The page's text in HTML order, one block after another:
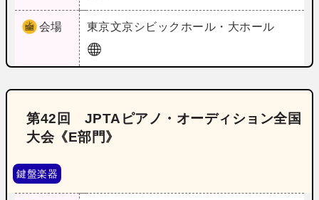
会場 東京文京シビックホール・大ホール
第42回 JPTAピアノ・オーディション全国
大会《E部門》
鍵盤楽器